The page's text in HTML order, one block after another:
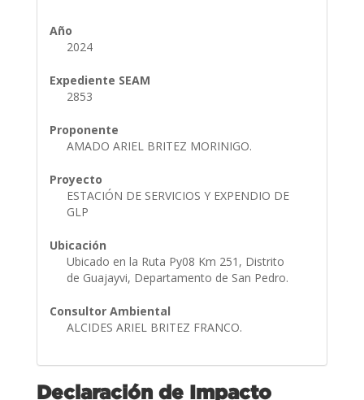
Año
2024
Expediente SEAM
2853
Proponente
AMADO ARIEL BRITEZ MORINIGO.
Proyecto
ESTACIÓN DE SERVICIOS Y EXPENDIO DE
GLP
Ubicación
Ubicado en la Ruta Py08 Km 251, Distrito
de Guajayvi, Departamento de San Pedro.
Consultor Ambiental
ALCIDES ARIEL BRITEZ FRANCO.
Declaración de Impacto